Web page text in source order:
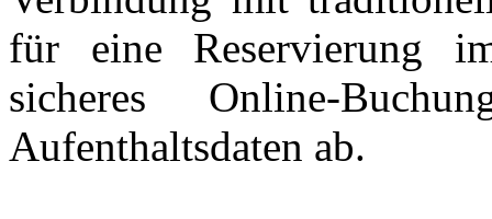
für eine Reservierung
sicheres Online-
Aufenthaltsdaten ab.